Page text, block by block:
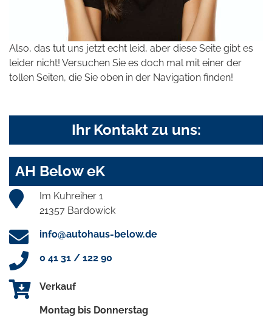
Also, das tut uns jetzt echt leid, aber diese Seite gibt es
leider nicht! Versuchen Sie es doch mal mit einer der
tollen Seiten, die Sie oben in der Navigation finden!
Ihr Kontakt zu uns:
AH Below eK
Im Kuhreiher 1
21357 Bardowick
info@autohaus-below.de
0 41 31 / 122 90
Verkauf
Montag bis Donnerstag